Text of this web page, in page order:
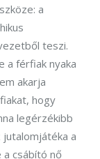
a
teszi.
a férfiak nyaka
akarja
hogy
legérzékibb
a
a csábító nő